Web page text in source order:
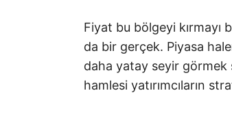
Fiyat bu bölgeyi kırmayı
da bir gerçek. Piyasa
daha yatay seyir görmek
hamlesi yatırımcıların